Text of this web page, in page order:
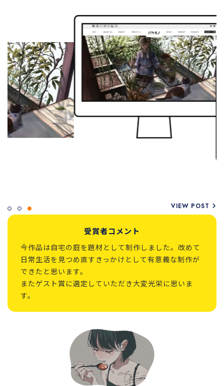
VIEW POST
受賞者コメント
今作品は自宅の庭を題材として制作しました。改めて
日常生活を見つめ直すきっかけとして有意義な制作が
できたと思います。
またゲスト賞に選定していただき大変光栄に思いま
す。